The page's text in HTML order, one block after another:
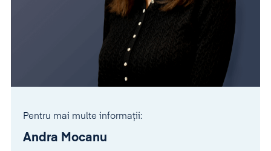
Pentru mai multe informații:
Andra Mocanu